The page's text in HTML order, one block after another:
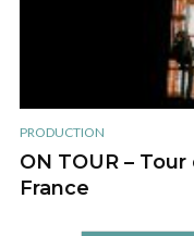
PRODUCTION
ON TOUR –
France